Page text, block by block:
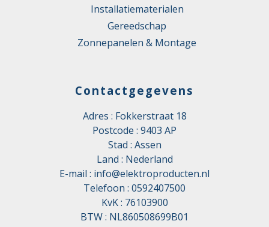
Installatiematerialen
Gereedschap
Zonnepanelen & Montage
Contactgegevens
Adres : Fokkerstraat 18
Postcode : 9403 AP
Stad : Assen
Land : Nederland
E-mail : info@elektroproducten.nl
Telefoon : 0592407500
KvK : 76103900
BTW : NL860508699B01